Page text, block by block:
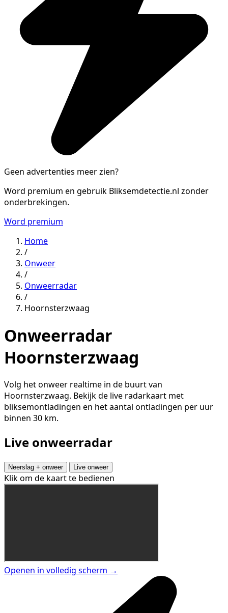
Geen advertenties meer zien?
Word premium en gebruik Bliksemdetectie.nl zonder
onderbrekingen.
Word premium
Home
/
Onweer
/
Onweerradar
/
Hoornsterzwaag
Onweerradar
Hoornsterzwaag
Volg het onweer realtime in de buurt van
Hoornsterzwaag. Bekijk de live radarkaart met
bliksemontladingen en het aantal ontladingen per uur
binnen 30 km.
Live onweerradar
Neerslag + onweer Live onweer
Klik om de kaart te bedienen
Openen in volledig scherm →